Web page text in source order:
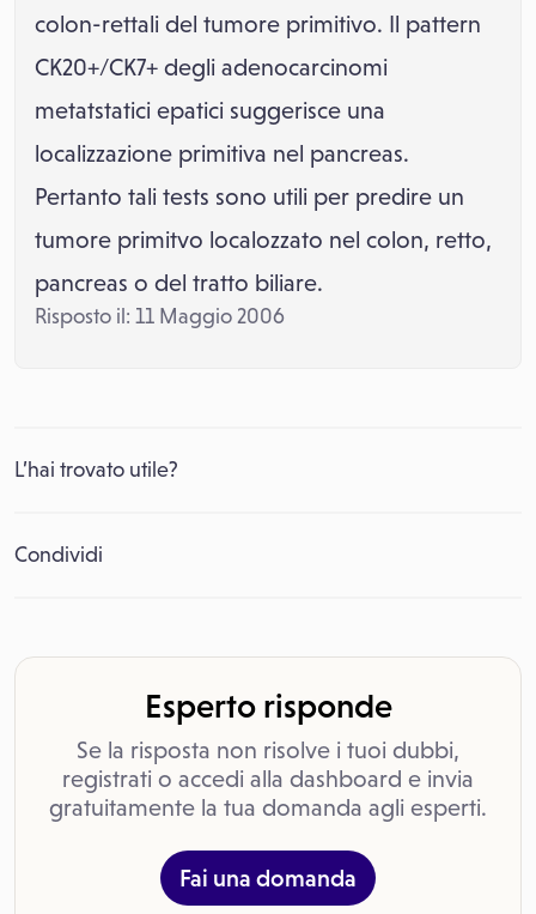
colon-rettali del tumore primitivo. Il pattern
CK20+/CK7+ degli adenocarcinomi
metatstatici epatici suggerisce una
localizzazione primitiva nel pancreas.
Pertanto tali tests sono utili per predire un
tumore primitvo localozzato nel colon, retto,
pancreas o del tratto biliare.
Risposto il: 11 Maggio 2006
L’hai trovato utile?
Condividi
Esperto risponde
Se la risposta non risolve i tuoi dubbi,
registrati o accedi alla dashboard e invia
gratuitamente la tua domanda agli esperti.
Fai una domanda